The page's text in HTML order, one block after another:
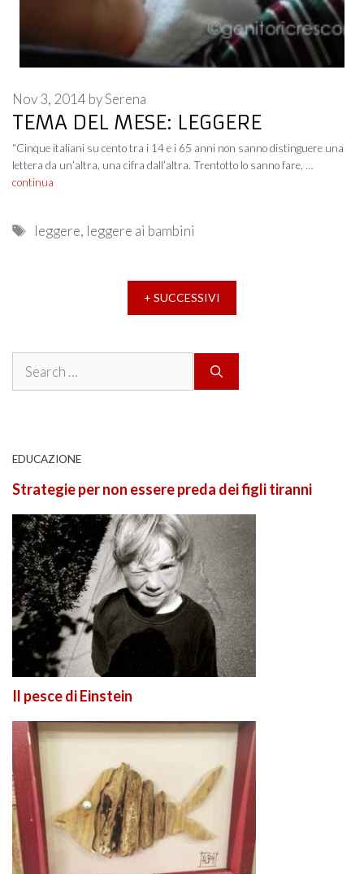
TEMA DEL MESE: LEGGERE
Nov 3, 2014 bySerena
“Cinque italiani su cento tra i 14 e i 65 anni non sanno distinguere una
lettera da un’altra, una cifra dall’altra. Trentotto lo sanno fare, …
continua
Tags
leggere, leggere ai bambini
+ SUCCESSIVI
Search
EDUCAZIONE
Strategie per non essere preda dei figli tiranni
Il pesce di Einstein